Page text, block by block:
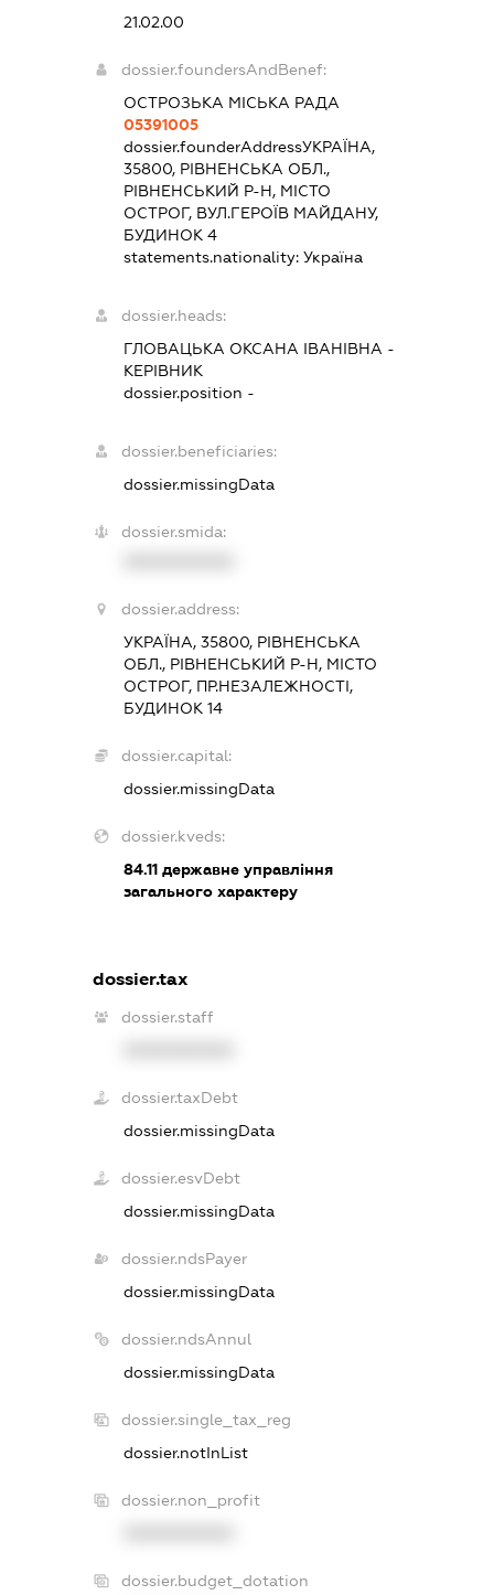
21.02.00
dossier.foundersAndBenef:
ОСТРОЗЬКА МІСЬКА РАДА
05391005
dossier.founderAddressУКРАЇНА,
35800, РІВНЕНСЬКА ОБЛ.,
РІВНЕНСЬКИЙ Р-Н, МІСТО
ОСТРОГ, ВУЛ.ГЕРОЇВ МАЙДАНУ,
БУДИНОК 4
statements.nationality: Україна
dossier.heads:
ГЛОВАЦЬКА ОКСАНА ІВАНІВНА -
КЕРІВНИК
dossier.position -
dossier.beneficiaries:
dossier.missingData
dossier.smida:
dossier.address:
УКРАЇНА, 35800, РІВНЕНСЬКА
ОБЛ., РІВНЕНСЬКИЙ Р-Н, МІСТО
ОСТРОГ, ПР.НЕЗАЛЕЖНОСТІ,
БУДИНОК 14
dossier.capital:
dossier.missingData
dossier.kveds:
84.11державне управління
загального характеру
dossier.tax
dossier.staff
dossier.taxDebt
dossier.missingData
dossier.esvDebt
dossier.missingData
dossier.ndsPayer
dossier.missingData
dossier.ndsAnnul
dossier.missingData
dossier.single_tax_reg
dossier.notInList
dossier.non_profit
dossier.budget_dotation